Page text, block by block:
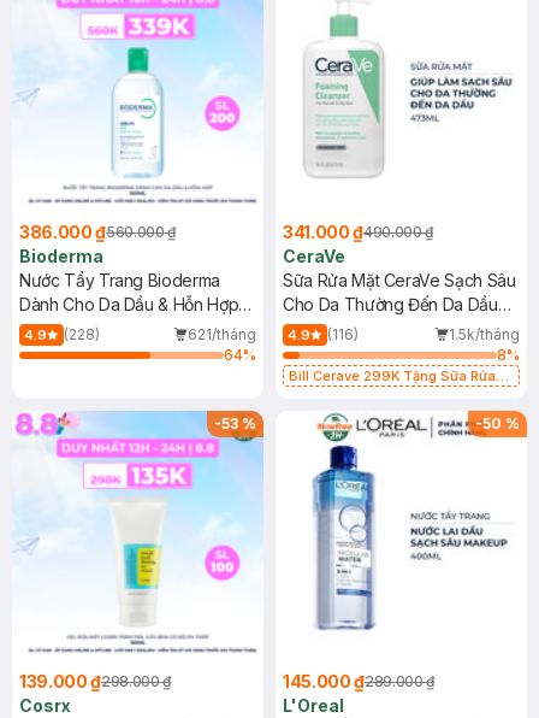
386.000 ₫560.000 ₫
Bioderma
Nước Tẩy Trang Bioderma
Dành Cho Da Dầu & Hỗn Hợp
500ml
4.9 (228)
621/tháng
64%
341.000 ₫490.000 ₫
CeraVe
Sữa Rửa Mặt CeraVe Sạch Sâu
Cho Da Thường Đến Da Dầu
473ml
4.9 (116)
1.5k/tháng
8%
Bill Cerave 299K Tặng Sữa Rửa
-53%
139.000 ₫298.000 ₫
Cosrx
-50 %
145.000 ₫289.000 ₫
L'Oreal